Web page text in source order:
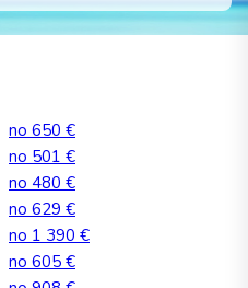
no 650 €
no 501 €
no 480 €
no 629 €
no 1 390 €
no 605 €